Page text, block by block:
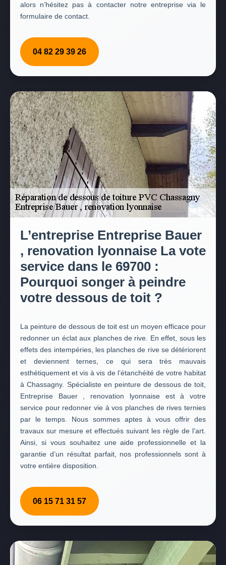
alors n’hésitez pas à contacter notre entreprise via le
formulaire de contact.
04 82 29 39 26
L’entreprise Entreprise Bauer
, renovation lyonnaise La vote
service dans le 69700 :
Pourquoi songer à peindre
votre dessous de toit ?
La peinture de dessous de toit est un moyen efficace pour
redonner un éclat aux planches de rive. En effet, sous les
effets des intempéries, les planches de rive se détériorent
et deviennent ternes, ce qui sera très mauvais
esthétiquement et vis à vis de l’étanchéité de votre habitat
à Chassagny. Spécialiste en peinture de dessous de toit,
Entreprise Bauer , renovation lyonnaise est à votre
service pour redonner vie à vos planches de rives ternies
par le temps. Nous sommes aptes à vous offrir des
travaux sur mesure et effectués suivant les règle de l’art.
Ainsi, si vous souhaitez une aide professionnelle et la
garantie d’un résultat parfait, nos professionnels sont à
votre entière disposition.
06 15 71 31 57